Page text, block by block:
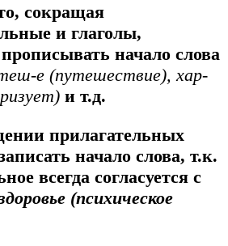
сокращая
и глаголы,
начало слова
е (путешествие), хар-
и т.д.
прилагательных
начало слова, т.к.
всегда согласуется с
(психическое